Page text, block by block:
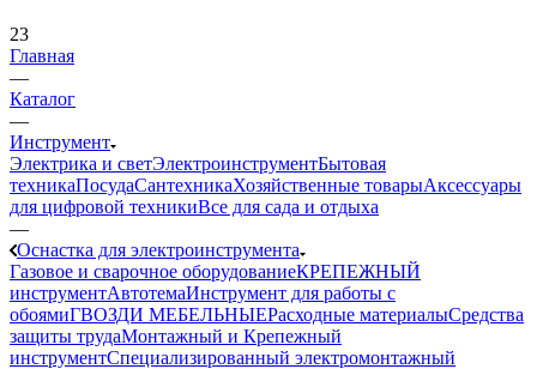
23
Главная
—
Каталог
—
Инструмент
Электрика и светЭлектроинструментБытовая
техникаПосудаСантехникаХозяйственные товарыАксессуары
для цифровой техникиВсе для сада и отдыха
—
Оснастка для электроинструмента
Газовое и сварочное оборудованиеКРЕПЕЖНЫЙ
инструментАвтотемаИнструмент для работы с
обоямиГВОЗДИ МЕБЕЛЬНЫЕРасходные материалыСредства
защиты трудаМонтажный и Крепежный
инструментСпециализированный электромонтажный